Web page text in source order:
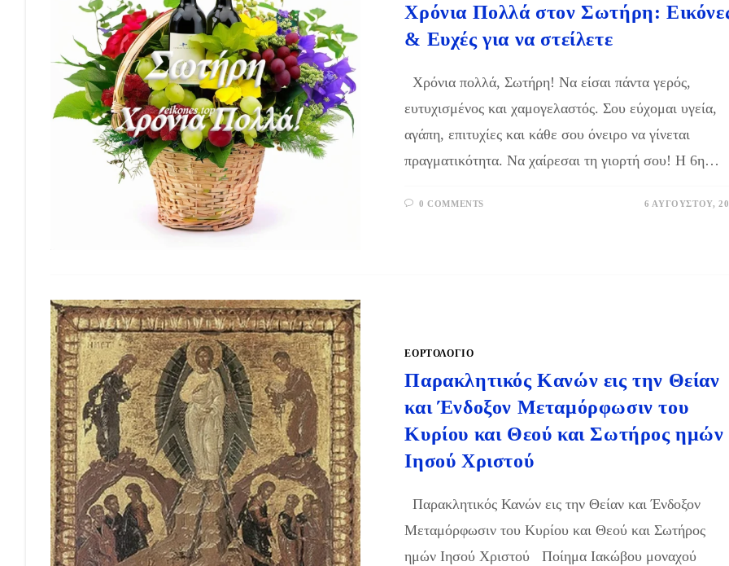
Χρόνια Πολλά στον Σωτήρη:
& Ευχές για να στείλετε
Χρόνια πολλά, Σωτήρη! Να είσαι πάντα γερός,
ευτυχισμένος και χαμογελαστός. Σου εύχομαι υγεία,
αγάπη, επιτυχίες και κάθε σου όνειρο να γίνεται
πραγματικότητα. Να χαίρεσαι τη γιορτή σου! Η 6η…
0 COMMENTS 6 ΑΥΓΟΎΣΤΟΥ,
ΕΟΡΤΟΛΟΓΙΟ
Παρακλητικός Κανών εις την Θείαν
και Ένδοξον Μεταμόρφωσιν του
Κυρίου και Θεού και Σωτήρος ημών
Ιησού Χριστού
Παρακλητικός Κανών εις την Θείαν και Ένδοξον
Μεταμόρφωσιν του Κυρίου και Θεού και Σωτήρος
ημών Ιησού Χριστού Ποίημα Ιακώβου μοναχού